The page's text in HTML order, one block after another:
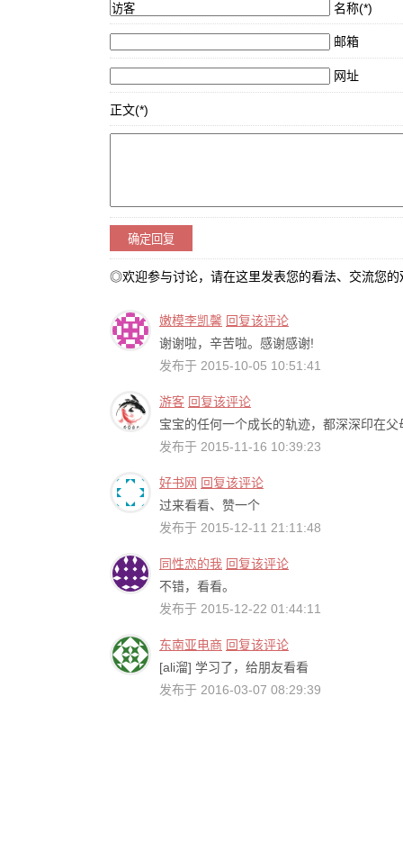
名称(*)
邮箱
网址
正文(*)
◎欢迎参与讨论，请在这里发表您的看法、交流您的
嫩模李凯馨 回复该评论
谢谢啦，辛苦啦。感谢感谢!
发布于 2015-10-05 10:51:41
游客 回复该评论
宝宝的任何一个成长的轨迹，都深深印在父
发布于 2015-11-16 10:39:23
好书网 回复该评论
过来看看、赞一个
发布于 2015-12-11 21:11:48
同性恋的我 回复该评论
不错，看看。
发布于 2015-12-22 01:44:11
东南亚电商 回复该评论
[ali溜] 学习了，给朋友看看
发布于 2016-03-07 08:29:39